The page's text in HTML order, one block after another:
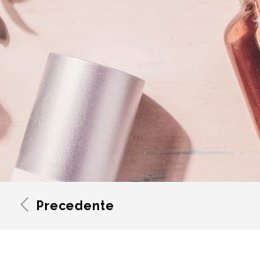
Precedente